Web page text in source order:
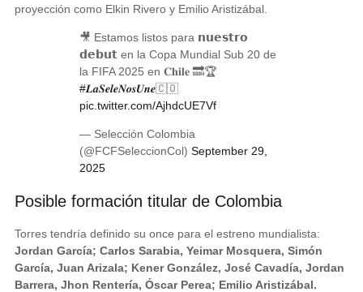
proyección como Elkin Rivero y Emilio Aristizábal.
🎥 Estamos listos para 𝗻𝘂𝗲𝘀𝘁𝗿𝗼
𝗱𝗲𝗯𝘂𝘁 en la Copa Mundial Sub 20 de
la FIFA 2025 en 𝐂𝐡𝐢𝐥𝐞 🔜🏆
#𝑳𝒂𝑺𝒆𝒍𝒆𝑵𝒐𝒔𝑼𝒏𝒆🇨🇴
pic.twitter.com/AjhdcUE7Vf
— Selección Colombia
(@FCFSeleccionCol) September 29,
2025
Posible formación titular de Colombia
Torres tendría definido su once para el estreno mundialista:
Jordan García; Carlos Sarabia, Yeimar Mosquera, Simón
García, Juan Arizala; Kener González, José Cavadía, Jordan
Barrera, Jhon Rentería, Óscar Perea; Emilio Aristizábal.